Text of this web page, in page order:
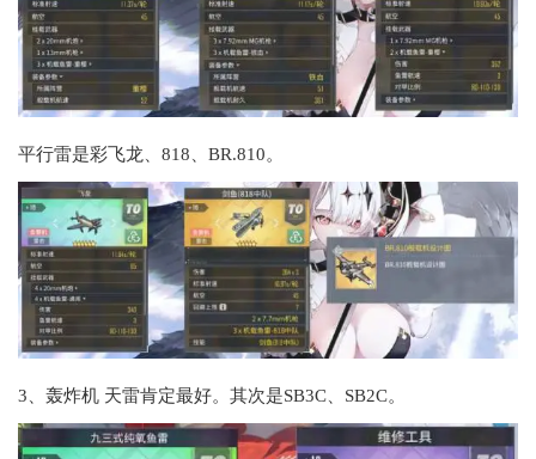
平行雷是彩飞龙、818、BR.810。
3、轰炸机 天雷肯定最好。其次是SB3C、SB2C。